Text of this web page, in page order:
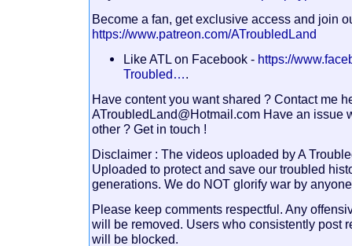
Become a fan, get exclusive access and join
https://www.patreon.com/ATroubledLand
Like ATL on Facebook - https://
Troubled….
Have content you want shared ? Contact me
ATroubledLand@Hotmail.com Have an issue
other ? Get in touch !
Disclaimer : The videos uploaded by A
Uploaded to protect and save our troubled
generations. We do NOT glorify war by
Please keep comments respectful. Any
will be removed. Users who consistently post
will be blocked.